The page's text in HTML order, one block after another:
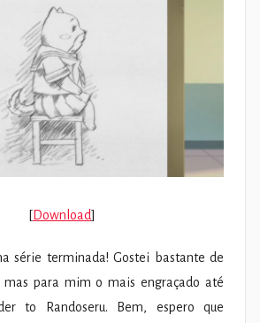
[Download]
série terminada! Gostei bastante de
mas para mim o mais engraçado até
to Randoseru. Bem, espero que